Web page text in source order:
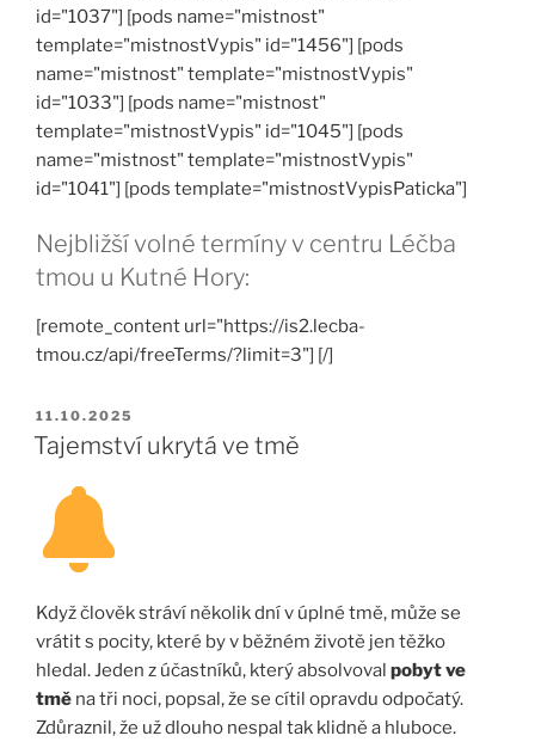
id="1037"] [pods name="mistnost"
template="mistnostVypis" id="1456"] [pods
name="mistnost" template="mistnostVypis"
id="1033"] [pods name="mistnost"
template="mistnostVypis" id="1045"] [pods
name="mistnost" template="mistnostVypis"
id="1041"] [pods template="mistnostVypisPaticka"]
Nejbližší volné termíny v centru Léčba
tmou u Kutné Hory:
[remote_content url="https://is2.lecba-
tmou.cz/api/freeTerms/?limit=3"] [/]
PUBLIKOVÁNO
11.10.2025
Tajemství ukrytá ve tmě
Když člověk stráví několik dní v úplné tmě, může se
vrátit s pocity, které by v běžném životě jen těžko
hledal. Jeden z účastníků, který absolvoval pobyt ve
tmě na tři noci, popsal, že se cítil opravdu odpočatý.
Zdůraznil, že už dlouho nespal tak klidně a hluboce.